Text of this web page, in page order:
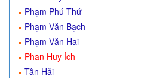
Phạm Phú Thứ
Phạm Văn Bạch
Phạm Văn Hai
Phan Huy Ích
Tân Hải